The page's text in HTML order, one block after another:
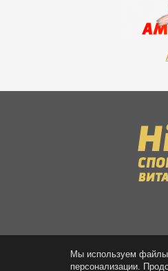
Мы используем файлы
персонализации.